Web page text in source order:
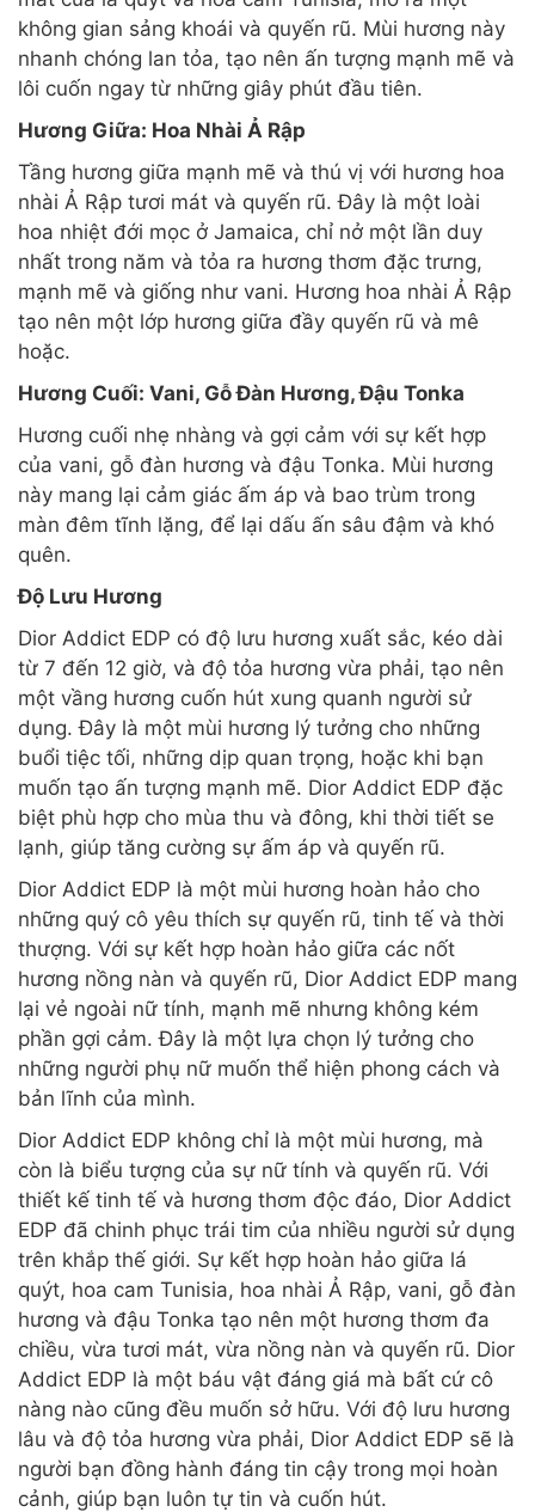
không gian sảng khoái và quyến rũ. Mùi hương này
nhanh chóng lan tỏa, tạo nên ấn tượng mạnh mẽ và
lôi cuốn ngay từ những giây phút đầu tiên.
Hương Giữa: Hoa Nhài Ả Rập
Tầng hương giữa mạnh mẽ và thú vị với hương hoa
nhài Ả Rập tươi mát và quyến rũ. Đây là một loài
hoa nhiệt đới mọc ở Jamaica, chỉ nở một lần duy
nhất trong năm và tỏa ra hương thơm đặc trưng,
mạnh mẽ và giống như vani. Hương hoa nhài Ả Rập
tạo nên một lớp hương giữa đầy quyến rũ và mê
hoặc.
Hương Cuối: Vani, Gỗ Đàn Hương, Đậu Tonka
Hương cuối nhẹ nhàng và gợi cảm với sự kết hợp
của vani, gỗ đàn hương và đậu Tonka. Mùi hương
này mang lại cảm giác ấm áp và bao trùm trong
màn đêm tĩnh lặng, để lại dấu ấn sâu đậm và khó
quên.
Độ Lưu Hương
Dior Addict EDP có độ lưu hương xuất sắc, kéo dài
từ 7 đến 12 giờ, và độ tỏa hương vừa phải, tạo nên
một vầng hương cuốn hút xung quanh người sử
dụng. Đây là một mùi hương lý tưởng cho những
buổi tiệc tối, những dịp quan trọng, hoặc khi bạn
muốn tạo ấn tượng mạnh mẽ. Dior Addict EDP đặc
biệt phù hợp cho mùa thu và đông, khi thời tiết se
lạnh, giúp tăng cường sự ấm áp và quyến rũ.
Dior Addict EDP là một mùi hương hoàn hảo cho
những quý cô yêu thích sự quyến rũ, tinh tế và thời
thượng. Với sự kết hợp hoàn hảo giữa các nốt
hương nồng nàn và quyến rũ, Dior Addict EDP mang
lại vẻ ngoài nữ tính, mạnh mẽ nhưng không kém
phần gợi cảm. Đây là một lựa chọn lý tưởng cho
những người phụ nữ muốn thể hiện phong cách và
bản lĩnh của mình.
Dior Addict EDP không chỉ là một mùi hương, mà
còn là biểu tượng của sự nữ tính và quyến rũ. Với
thiết kế tinh tế và hương thơm độc đáo, Dior Addict
EDP đã chinh phục trái tim của nhiều người sử dụng
trên khắp thế giới. Sự kết hợp hoàn hảo giữa lá
quýt, hoa cam Tunisia, hoa nhài Ả Rập, vani, gỗ đàn
hương và đậu Tonka tạo nên một hương thơm đa
chiều, vừa tươi mát, vừa nồng nàn và quyến rũ. Dior
Addict EDP là một báu vật đáng giá mà bất cứ cô
nàng nào cũng đều muốn sở hữu. Với độ lưu hương
lâu và độ tỏa hương vừa phải, Dior Addict EDP sẽ là
người bạn đồng hành đáng tin cậy trong mọi hoàn
cảnh, giúp bạn luôn tự tin và cuốn hút.